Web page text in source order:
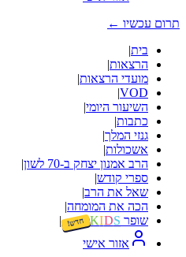
תרום עכשיו ←
בית|
הרצאות|
מועדי הרצאות|
VOD
|
השיעור היומי|
כתבות|
גנזי המלך|
אשכולות|
הרב אמנון יצחק ב-70 לשון
|
ספרי קודש|
שאל את הרב|
הכה את המומחה|
שופר
KIDS חדש! |
אזור אישי